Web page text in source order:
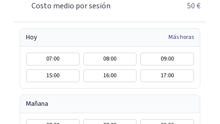
Costo medio por sesión
50 €
Hoy Más horas
07:00 08:00
09:00
15:00
16:00 17:00
Mañana